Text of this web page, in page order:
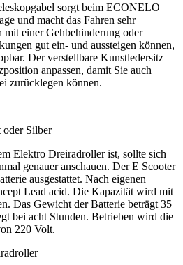
sorgt beim ECONELO
und macht das Fahren sehr
einer Gehbehinderung oder
gut ein- und aussteigen können,
Der verstellbare Kunstledersitz
anpassen, damit Sie auch
zurücklegen können.
Silber
Elektro Dreiradroller ist, sollte sich
genauer anschauen. Der E Scooter
ausgestattet. Nach eigenen
Lead acid. Die Kapazität wird mit
Das Gewicht der Batterie beträgt 35
bei acht Stunden. Betrieben wird die
220 Volt.